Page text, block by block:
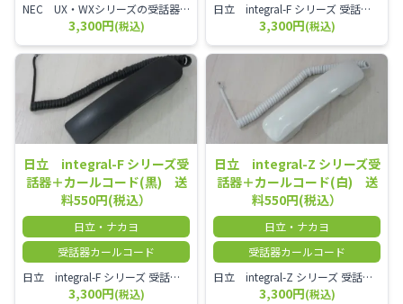
NEC UX・WXシリーズの受話器とカールコードセット／本商品は中古品となります。 写真では分かりにくいキズ・汚れなどの使用感があります。 経年変化で日焼けの色味が強くなる場合がございます。 予めご理解・ご了承頂きますようお願いいたします。
3,300円(税込)
日立 integral-F シリーズ 受話器＋カールコード セット（白）／本商品は中古品となります。 写真では分かりにくいキズ・汚れなどの使用感があります。 経年変化で日焼けの色味が強くなる場合がございます。 予めご理解・ご了承頂きますようお願いいたします。
3,300円(税込)
日立 integral-F シリーズ受
話器＋カールコード(黒) 送
料550円(税込）
日立・ナカヨ
受話器カールコード
日立 integral-F シリーズ 受話器＋カールコード セット（白）／本商品は中古品となります。 写真では分かりにくいキズ・汚れなどの使用感があります。 経年変化で日焼けの色味が強くなる場合がございます。 予めご理解・ご了承頂きますようお願いいたします。
3,300円(税込)
日立 integral-Z シリーズ受
話器＋カールコード(白) 送
料550円(税込）
日立・ナカヨ
受話器カールコード
日立 integral-Z シリーズ 受話器＋カールコード セット（白）／本商品は中古品となります。 写真では分かりにくいキズ・汚れなどの使用感があります。 経年変化で日焼けの色味が強くなる場合がございます。 予めご理解・ご了承頂きますようお願いいたします。
3,300円(税込)